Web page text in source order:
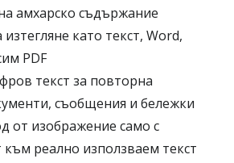
амхарско съдържание
като текст, Word,
PDF
текст за повторна
съобщения и бележки
от изображение само с
към реално използваем текст